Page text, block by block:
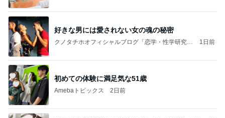
好きな男には愛されない女の魂の秘密
クノタチホオフィシャルブログ「恋学・性学研究
1日前
初めての体験に満足気な51歳
Amebaトピックス 2日前